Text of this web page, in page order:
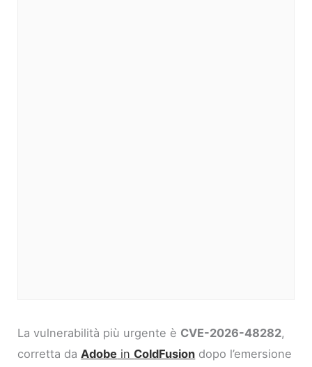
La vulnerabilità più urgente è CVE-2026-48282,
corretta daAdobe inColdFusion dopo l’emersione